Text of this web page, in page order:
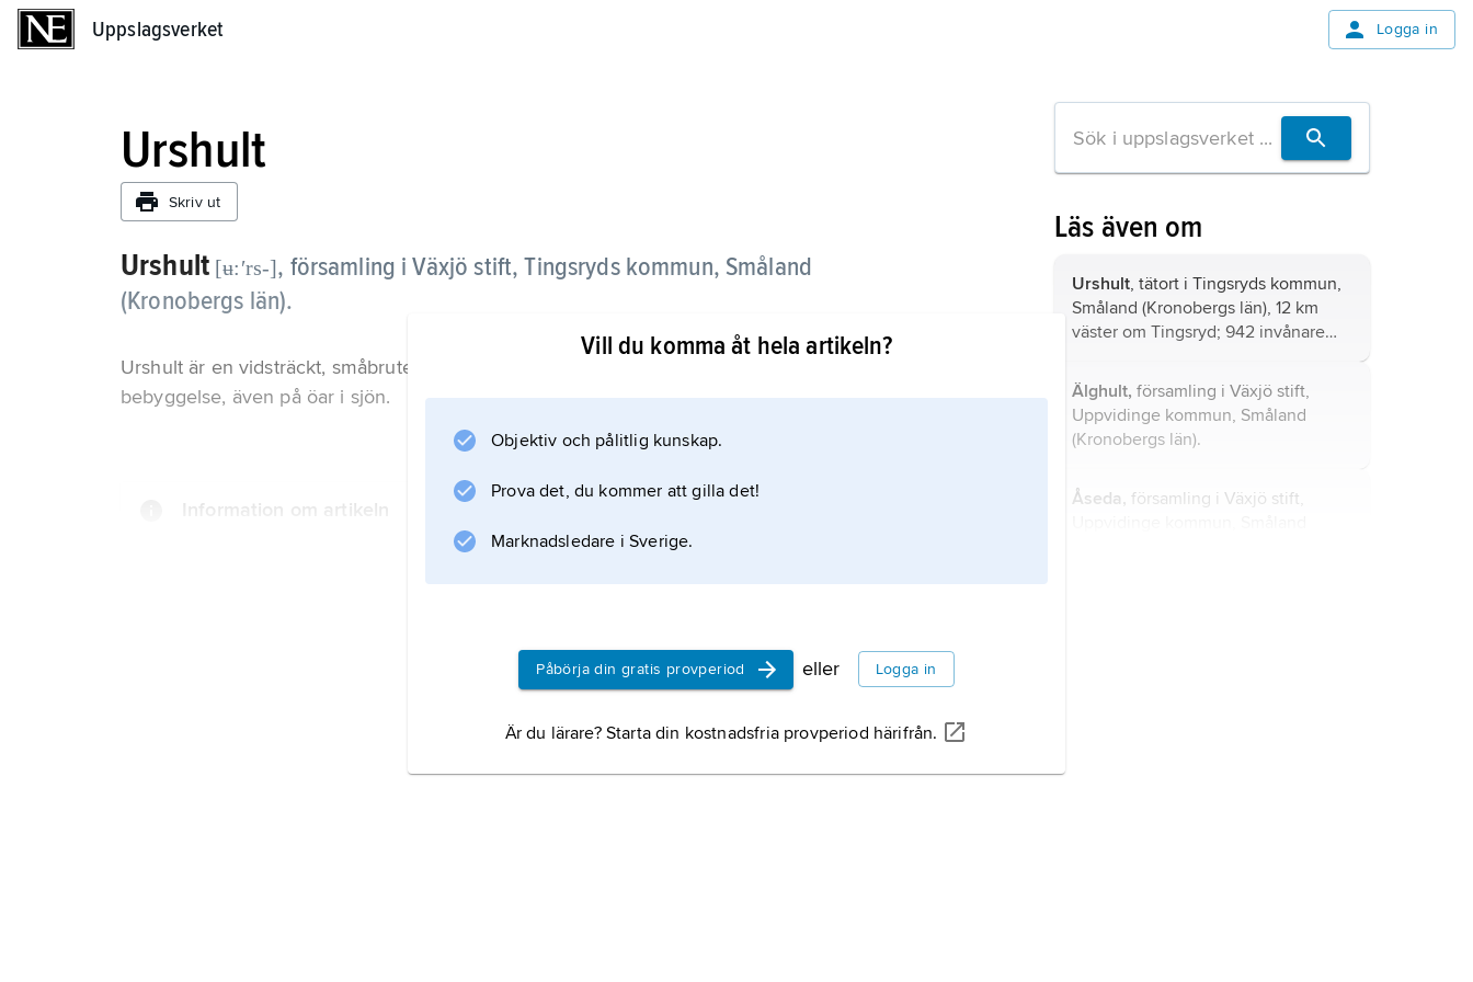
Uppslagsverket Logga in
Urshult
Skriv ut
Urshult [ʉ:ʹrs-], församling i Växjö stift, Tingsryds kommun, Småland
(Kronobergs län).
Urshult är en vidsträckt, småbruten skogsbygd söder om sjön Åsnen med jämnt spridd
bebyggelse, även på öar i sjön.
Information om artikeln
Vill du komma åt hela artikeln?
Objektiv och pålitlig kunskap.
Prova det, du kommer att gilla det!
Marknadsledare i Sverige.
Påbörja din gratis provperiod eller Logga in
Är du lärare? Starta din kostnadsfria provperiod härifrån.
Läs även om
Urshult, tätort i Tingsryds kommun,
Småland (Kronobergs län), 12 km
väster om Tingsryd; 942 invånare
Älghult, församling i Växjö stift,
Uppvidinge kommun, Småland
(Kronobergs län).
Åseda, församling i Växjö stift,